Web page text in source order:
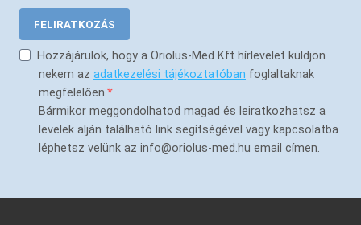
FELIRATKOZÁS
Hozzájárulok, hogy a Oriolus-Med Kft hírlevelet küldjön
nekem az adatkezelési tájékoztatóban foglaltaknak
megfelelően.
Bármikor meggondolhatod magad és leiratkozhatsz a
levelek alján található link segítségével vagy kapcsolatba
léphetsz velünk az info@oriolus-med.hu email címen.